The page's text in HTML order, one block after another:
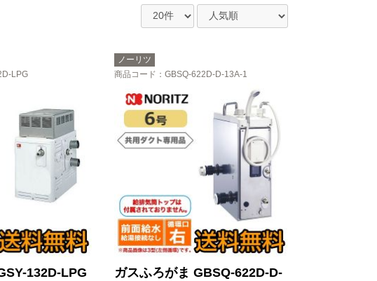
LPG
132D-LPG
ノーリツ
商品コード ：GBSQ-622D-D-13A-1
ガスふろがま GBSQ-622D-D-